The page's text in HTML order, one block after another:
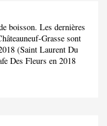
boisson. Les dernières
Grasse sont
(Saint Laurent Du
Des Fleurs en 2018